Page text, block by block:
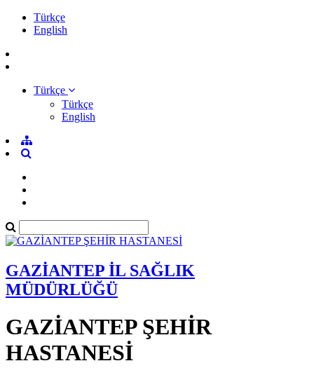
Türkçe
English
Türkçe
Türkçe
English
GAZİANTEP İL SAĞLIK
MÜDÜRLÜĞÜ
GAZİANTEP ŞEHİR
HASTANESİ